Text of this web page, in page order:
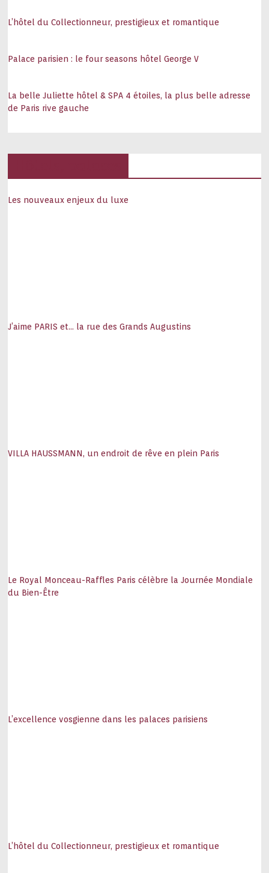
L’hôtel du Collectionneur, prestigieux et romantique
Palace parisien : le four seasons hôtel George V
La belle Juliette hôtel & SPA 4 étoiles, la plus belle adresse
de Paris rive gauche
Les nouveaux enjeux du luxe
J’aime PARIS et… la rue des Grands Augustins
VILLA HAUSSMANN, un endroit de rêve en plein Paris
Le Royal Monceau-Raffles Paris célèbre la Journée Mondiale
du Bien-Être
L’excellence vosgienne dans les palaces parisiens
L’hôtel du Collectionneur, prestigieux et romantique